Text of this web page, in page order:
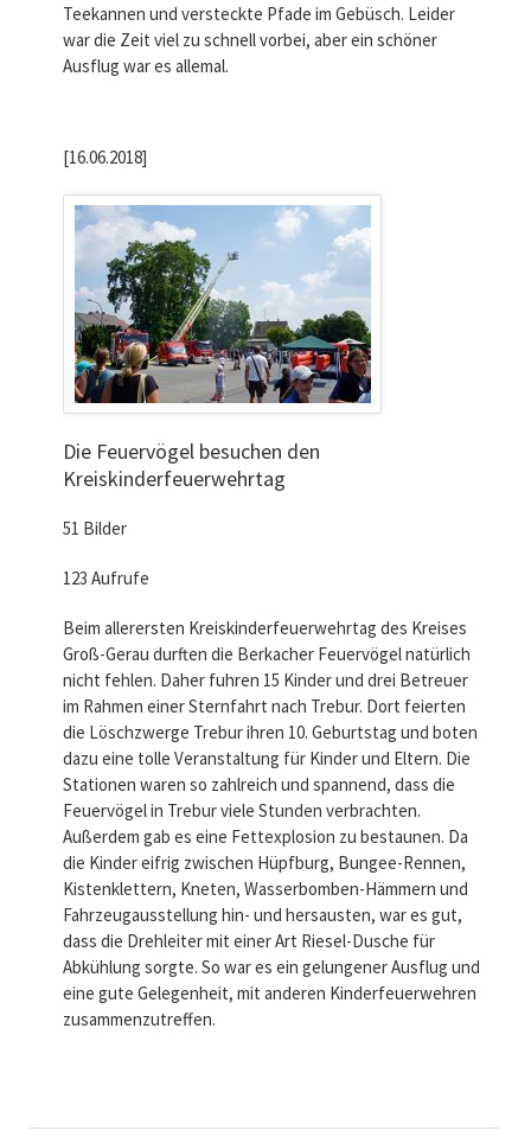
Teekannen und versteckte Pfade im Gebüsch. Leider
war die Zeit viel zu schnell vorbei, aber ein schöner
Ausflug war es allemal.
[16.06.2018]
Die Feuervögel besuchen den
Kreiskinderfeuerwehrtag
51 Bilder
123 Aufrufe
Beim allerersten Kreiskinderfeuerwehrtag des Kreises
Groß-Gerau durften die Berkacher Feuervögel natürlich
nicht fehlen. Daher fuhren 15 Kinder und drei Betreuer
im Rahmen einer Sternfahrt nach Trebur. Dort feierten
die Löschzwerge Trebur ihren 10. Geburtstag und boten
dazu eine tolle Veranstaltung für Kinder und Eltern. Die
Stationen waren so zahlreich und spannend, dass die
Feuervögel in Trebur viele Stunden verbrachten.
Außerdem gab es eine Fettexplosion zu bestaunen. Da
die Kinder eifrig zwischen Hüpfburg, Bungee-Rennen,
Kistenklettern, Kneten, Wasserbomben-Hämmern und
Fahrzeugausstellung hin- und hersausten, war es gut,
dass die Drehleiter mit einer Art Riesel-Dusche für
Abkühlung sorgte. So war es ein gelungener Ausflug und
eine gute Gelegenheit, mit anderen Kinderfeuerwehren
zusammenzutreffen.